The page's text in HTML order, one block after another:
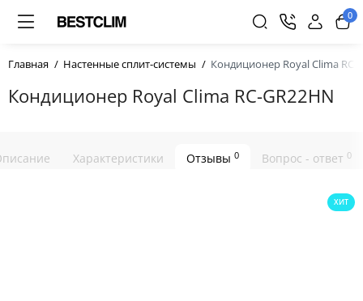
0
Главная Настенные сплит-системы Кондиционер Royal Clima RC-
Кондиционер Royal Clima RC-GR22HN
Характеристики Отзывы 0 Вопрос - ответ 0
ХИТ